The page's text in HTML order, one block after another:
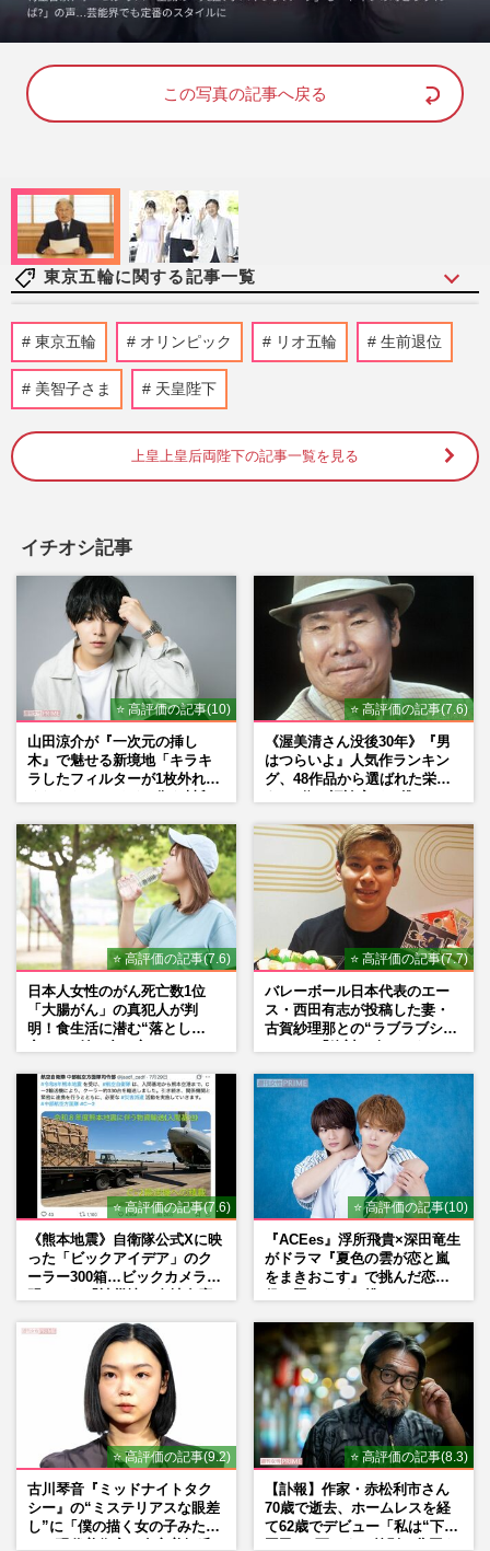
n
u
o
d
d
:
この写真の記事へ戻る
東京五輪に関する記事一覧
デフリンピック陸上でメダル3個獲得の山
田真樹「棄権も考えた」大会直前の失意を
救った“妻からの手紙”
週刊女性2025年12月16日号
瀬戸大也の“やらかし”にネット呆れ声！
馬淵優佳との離婚協議報道
元五輪空手代表・植草歩「持ち上げすぎじ
ゃないの?」“モデル転身”に賛否、アスリ
ート“引退後”の違和感…
週刊女性PRIME 2024/10/23
パリ五輪・柔道女子で敗退、号泣の阿部詩
のインスタグラムに「３年間何してたんで
すか？」心無い声、SNS開…
週刊女性PRIME 2024/7/29
日大アメフト部だけではない！ アスリー
ト薬物汚染、大麻所持で逮捕のプロスケー
トボーダー・吉岡賢人容疑…
週刊女性2023年12月26日号 2023/12/12
東京五輪 オリンピック リオ五輪 生前退位
美智子さま 天皇陛下
上皇上皇后両陛下の記事一覧を見る
イチオシ記事
⭐ 高評価の記事(10)
山田涼介が『一次元の挿し
木』で魅せる新境地「キラキ
ラしたフィルターが1枚外れて
⭐ 高評価の記事(7.6)
《渥美清さん没後30年》『男
はつらいよ』人気作ランキン
グ、48作品から選ばれた栄え
⭐ 高評価の記事(7.6)
日本人女性のがん死亡数1位
「大腸がん」の真犯人が判
明！食生活に潜む“落とし
⭐ 高評価の記事(7.7)
バレーボール日本代表のエー
ス・西田有志が投稿した妻・
古賀紗理那との“ラブラブショ
判殺到の理由
⭐ 高評価の記事(7.6)
《熊本地震》自衛隊公式Xに映
った「ビックアイデア」のク
ーラー300箱…ビックカメラが
⭐ 高評価の記事(10)
『ACEes』浮所飛貴×深田竜生
がドラマ『夏色の雲が恋と嵐
をまきおこす』で挑んだ恋人
⭐ 高評価の記事(9.2)
古川琴音『ミッドナイトタク
シー』の“ミステリアスな眼差
し”に「僕の描く女の子みた
⭐ 高評価の記事(8.3)
【訃報】作家・赤松利市さん
70歳で逝去、ホームレスを経
て62歳でデビュー「私は“下級